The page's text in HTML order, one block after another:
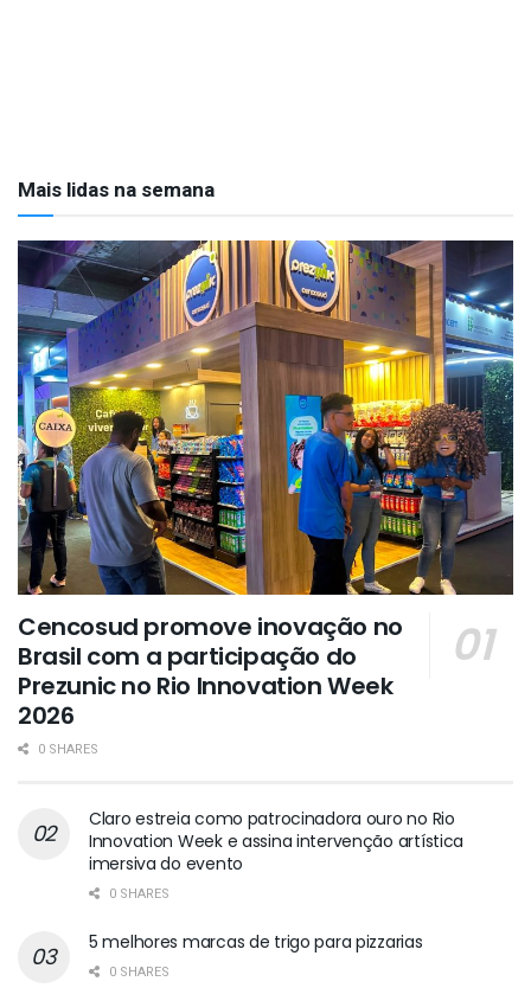
Mais lidas na semana
Cencosud promove inovação no
Brasil com a participação do
Prezunic no Rio Innovation Week
2026
0 SHARES
Claro estreia como patrocinadora ouro no Rio
Innovation Week e assina intervenção artística
imersiva do evento
0 SHARES
5 melhores marcas de trigo para pizzarias
0 SHARES